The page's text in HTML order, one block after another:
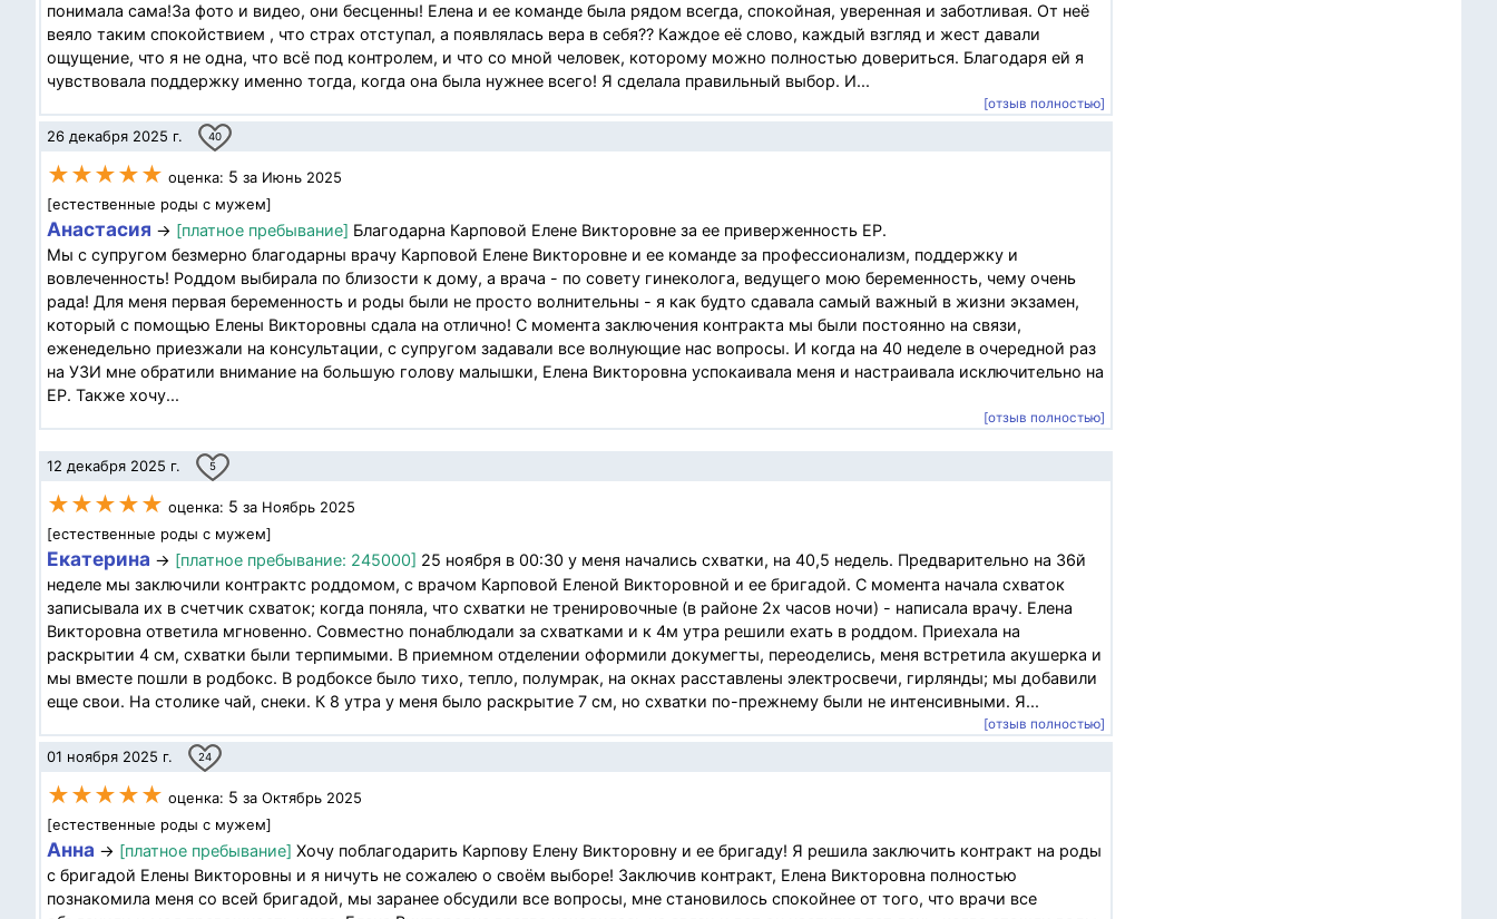
понимала сама!За фото и видео, они бесценны! Елена и ее команде была рядом всегда, спокойная, уверенная и заботливая. От неё
веяло таким спокойствием , что страх отступал, а появлялась вера в себя?? Каждое её слово, каждый взгляд и жест давали
ощущение, что я не одна, что всё под контролем, и что со мной человек, которому можно полностью довериться. Благодаря ей я
чувствовала поддержку именно тогда, когда она была нужнее всего! Я сделала правильный выбор. И...
[отзыв полностью]
26 декабря 2025 г. 40
★★★★★ оценка: 5 за Июнь 2025
[естественные роды с мужем]
Анастасия → [платное пребывание] Благодарна Карповой Елене Викторовне за ее приверженность ЕР.
Мы с супругом безмерно благодарны врачу Карповой Елене Викторовне и ее команде за профессионализм, поддержку и
вовлеченность! Роддом выбирала по близости к дому, а врача - по совету гинеколога, ведущего мою беременность, чему очень
рада! Для меня первая беременность и роды были не просто волнительны - я как будто сдавала самый важный в жизни экзамен,
который с помощью Елены Викторовны сдала на отлично! С момента заключения контракта мы были постоянно на связи,
еженедельно приезжали на консультации, с супругом задавали все волнующие нас вопросы. И когда на 40 неделе в очередной раз
на УЗИ мне обратили внимание на большую голову малышки, Елена Викторовна успокаивала меня и настраивала исключительно на
ЕР. Также хочу...
[отзыв полностью]
12 декабря 2025 г. 5
★★★★★ оценка: 5 за Ноябрь 2025
[естественные роды с мужем]
Екатерина → [платное пребывание: 245000] 25 ноября в 00:30 у меня начались схватки, на 40,5 недель. Предварительно на 36й
неделе мы заключили контрактс роддомом, с врачом Карповой Еленой Викторовной и ее бригадой. С момента начала схваток
записывала их в счетчик схваток; когда поняла, что схватки не тренировочные (в районе 2х часов ночи) - написала врачу. Елена
Викторовна ответила мгновенно. Совместно понаблюдали за схватками и к 4м утра решили ехать в роддом. Приехала на
раскрытии 4 см, схватки были терпимыми. В приемном отделении оформили докумегты, переоделись, меня встретила акушерка и
мы вместе пошли в родбокс. В родбоксе было тихо, тепло, полумрак, на окнах расставлены электросвечи, гирлянды; мы добавили
еще свои. На столике чай, снеки. К 8 утра у меня было раскрытие 7 см, но схватки по-прежнему были не интенсивными. Я...
[отзыв полностью]
01 ноября 2025 г. 24
★★★★★ оценка: 5 за Октябрь 2025
[естественные роды с мужем]
Анна → [платное пребывание] Хочу поблагодарить Карпову Елену Викторовну и ее бригаду! Я решила заключить контракт на роды
с бригадой Елены Викторовны и я ничуть не сожалею о своём выборе! Заключив контракт, Елена Викторовна полностью
познакомила меня со всей бригадой, мы заранее обсудили все вопросы, мне становилось спокойнее от того, что врачи все